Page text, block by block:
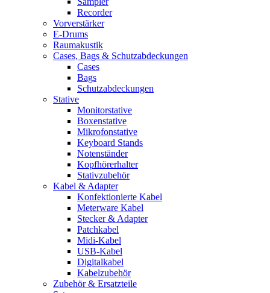
Recorder
Vorverstärker
E-Drums
Raumakustik
Cases, Bags & Schutzabdeckungen
Cases
Bags
Schutzabdeckungen
Stative
Monitorstative
Boxenstative
Mikrofonstative
Keyboard Stands
Notenständer
Kopfhörerhalter
Stativzubehör
Kabel & Adapter
Konfektionierte Kabel
Meterware Kabel
Stecker & Adapter
Patchkabel
Midi-Kabel
USB-Kabel
Digitalkabel
Kabelzubehör
Zubehör & Ersatzteile